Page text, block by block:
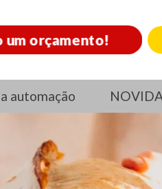
um orçamento!
automação